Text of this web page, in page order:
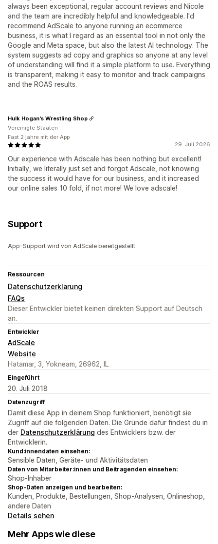
always been exceptional, regular account reviews and Nicole
and the team are incredibly helpful and knowledgeable. I'd
recommend AdScale to anyone running an ecommerce
business, it is what I regard as an essential tool in not only the
Google and Meta space, but also the latest AI technology. The
system suggests ad copy and graphics so anyone at any level
of understanding will find it a simple platform to use. Everything
is transparent, making it easy to monitor and track campaigns
and the ROAS results.
29. Juli 2026
Our experience with Adscale has been nothing but excellent!
Initially, we literally just set and forgot Adscale, not knowing
the success it would have for our business, and it increased
our online sales 10 fold, if not more! We love adscale!
Hulk Hogan's Wrestling Shop
Vereinigte Staaten
Fast 2 jahre mit der App
Support
App-Support wird von AdScale bereitgestellt.
Ressourcen
Datenschutzerklärung
FAQs
Dieser Entwickler bietet keinen direkten Support auf Deutsch
an.
Entwickler
AdScale
Website
Hatamar, 3, Yokneam, 26962, IL
Eingeführt
20. Juli 2018
Datenzugriff
Damit diese App in deinem Shop funktioniert, benötigt sie
Zugriff auf die folgenden Daten. Die Gründe dafür findest du in
der Datenschutzerklärung des Entwicklers bzw. der
Entwicklerin.
Kund:innendaten einsehen:
Sensible Daten, Geräte- und Aktivitätsdaten
Daten von Mitarbeiter:innen und Beitragenden einsehen:
Shop-Inhaber
Shop-Daten anzeigen und bearbeiten:
Kunden, Produkte, Bestellungen, Shop-Analysen, Onlineshop,
andere Daten
Details sehen
Mehr Apps wie diese